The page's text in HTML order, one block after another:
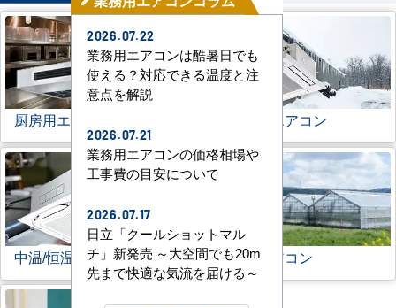
厨房用エアコン 寒冷地用エアコン
中温/恒温用エアコン 農業用エアコン
2026.07.22
業務用エアコンは酷暑日でも
使える？対応できる温度と注
意点を解説
2026.07.21
業務用エアコンの価格相場や
工事費の目安について
2026.07.17
日立「クールショットマル
チ」新発売 ～大空間でも20m
先まで快適な気流を届ける～